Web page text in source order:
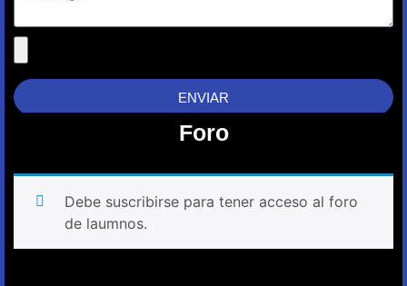
ENVIAR
Foro
Debe suscribirse para tener acceso al foro
de laumnos.